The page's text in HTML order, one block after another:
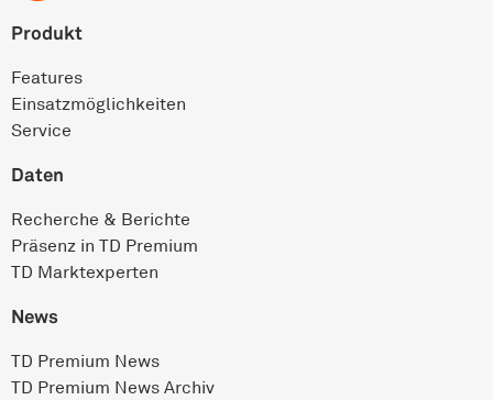
Produkt
Features
Einsatz­möglichkeiten
Service
Daten
Recherche & Berichte
Präsenz in TD Premium
TD Marktexperten
News
TD Premium News
TD Premium News Archiv